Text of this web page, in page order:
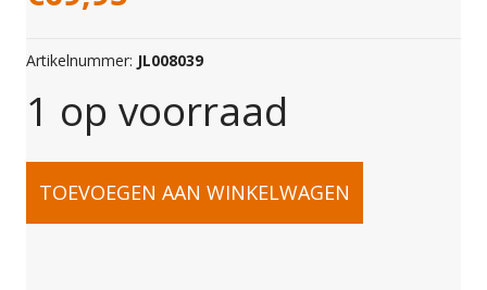
Artikelnummer: JL008039
1 op voorraad
CLS-
TOEVOEGEN AAN WINKELWAGEN